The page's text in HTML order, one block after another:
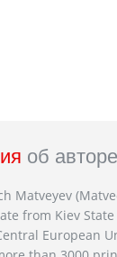
об авторе
Matveyev
from Kiev
European